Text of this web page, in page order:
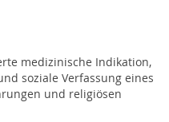
medizinische Indikation,
soziale Verfassung eines
und religiösen